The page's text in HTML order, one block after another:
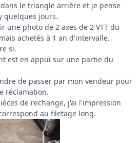
le triangle arrière et je pense
quelques jours.
une photo de 2 axes de 2 VTT du
achetés à 1 an d'intervalle.
si.
est en appui sur une partie du
de passer par mon vendeur pour
réclamation.
de rechange, j'ai l'impression
au filetage long.